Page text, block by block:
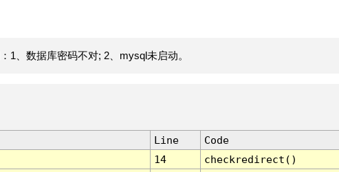
1、数据库密码不对; 2、mysql未启动。
Line
Code
14
checkredirect()